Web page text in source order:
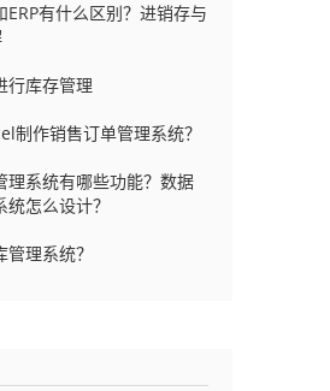
ERP有什么区别？进销存与
行库存管理
制作销售订单管理系统？
理系统有哪些功能？数据
怎么设计？
理系统？